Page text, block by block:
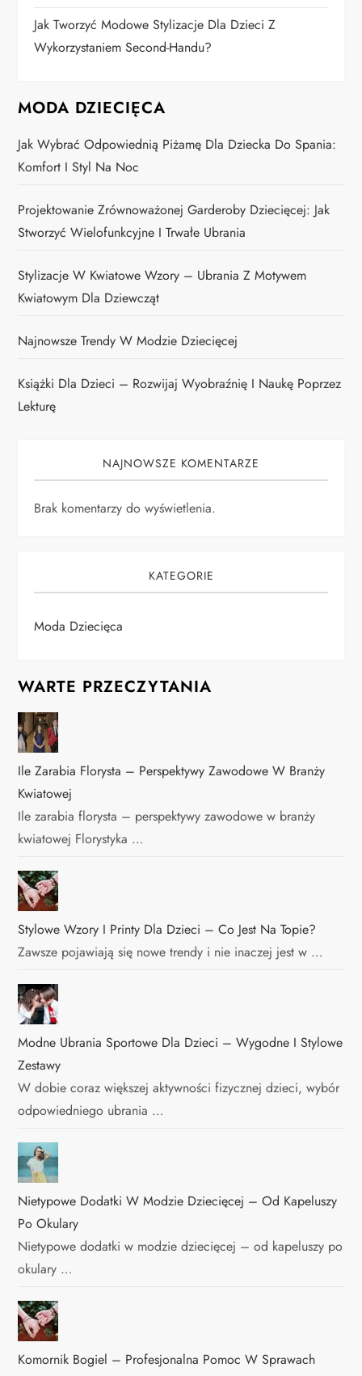
w
s
ó
w
Jak Tworzyć Modowe Stylizacje Dla Dzieci Z
Wykorzystaniem Second-Handu?
MODA DZIECIĘCA
Jak Wybrać Odpowiednią Piżamę Dla Dziecka Do Spania:
Komfort I Styl Na Noc
Projektowanie Zrównoważonej Garderoby Dziecięcej: Jak
Stworzyć Wielofunkcyjne I Trwałe Ubrania
Stylizacje W Kwiatowe Wzory – Ubrania Z Motywem
Kwiatowym Dla Dziewcząt
Najnowsze Trendy W Modzie Dziecięcej
Książki Dla Dzieci – Rozwijaj Wyobraźnię I Naukę Poprzez
Lekturę
NAJNOWSZE KOMENTARZE
Brak komentarzy do wyświetlenia.
KATEGORIE
Moda Dziecięca
WARTE PRZECZYTANIA
Ile Zarabia Florysta – Perspektywy Zawodowe W Branży
Kwiatowej
Ile zarabia florysta – perspektywy zawodowe w branży
kwiatowej Florystyka …
Stylowe Wzory I Printy Dla Dzieci – Co Jest Na Topie?
Zawsze pojawiają się nowe trendy i nie inaczej jest w …
Modne Ubrania Sportowe Dla Dzieci – Wygodne I Stylowe
Zestawy
W dobie coraz większej aktywności fizycznej dzieci, wybór
odpowiedniego ubrania …
Nietypowe Dodatki W Modzie Dziecięcej – Od Kapeluszy
Po Okulary
Nietypowe dodatki w modzie dziecięcej – od kapeluszy po
okulary …
Komornik Bogiel – Profesjonalna Pomoc W Sprawach